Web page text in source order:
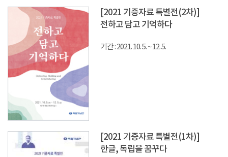
[2021 기증자료 특별전(2차)]
전하고 담고 기억하다
기간 : 2021. 10. 5. ~ 12. 5.
[2021 기증자료 특별전(1차)]
한글, 독립을 꿈꾸다